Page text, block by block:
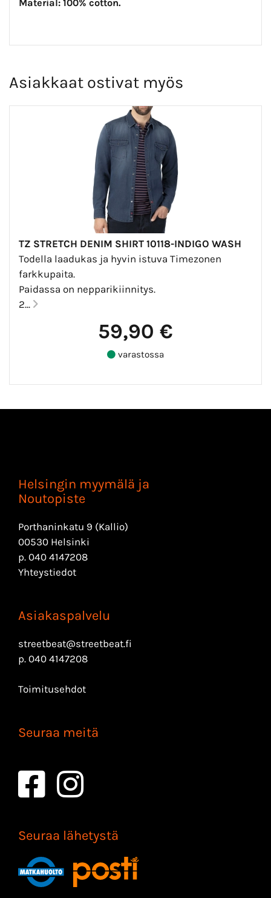
Material: 100% cotton.
Asiakkaat ostivat myös
TZ STRETCH DENIM SHIRT 10118-INDIGO WASH
Todella laadukas ja hyvin istuva Timezonen
farkkupaita.
Paidassa on nepparikiinnitys.
2...
59,90 €
varastossa
Helsingin myymälä ja
Noutopiste
Porthaninkatu 9 (Kallio)
00530 Helsinki
p. 040 4147208
Yhteystiedot
Asiakaspalvelu
streetbeat@streetbeat.fi
p. 040 4147208
Toimitusehdot
Seuraa meitä
Seuraa lähetystä